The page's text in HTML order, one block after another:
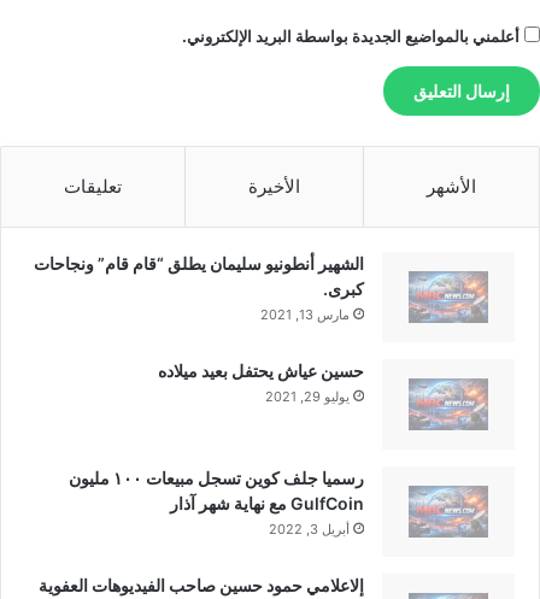
أعلمني بالمواضيع الجديدة بواسطة البريد الإلكتروني.
الأشهر الأخيرة تعليقات
الشهير أنطونيو سليمان يطلق “قام قام” ونجاحات
كبرى.
مارس 13, 2021
حسين عياش يحتفل بعيد ميلاده
يوليو 29, 2021
رسميا جلف كوين تسجل مبيعات ١٠٠ مليون
GulfCoin مع نهاية شهر آذار
أبريل 3, 2022
إلاعلامي حمود حسين صاحب الفيديوهات العفوية